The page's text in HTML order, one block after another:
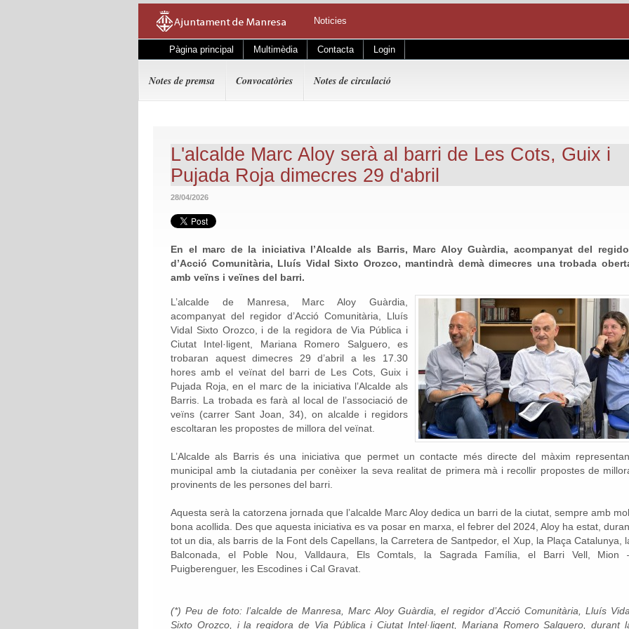
Noticies
Pàgina principal Multimèdia Contacta Login
Notes de premsa Convocatòries Notes de circulació
L'alcalde Marc Aloy serà al barri de Les Cots, Guix i
Pujada Roja dimecres 29 d'abril
28/04/2026
En el marc de la iniciativa l’Alcalde als Barris, Marc Aloy Guàrdia, acompanyat del
d’Acció Comunitària, Lluís Vidal Sixto Orozco, mantindrà demà dimecres una trobada
amb veïns i veïnes del barri.
L’alcalde de Manresa, Marc Aloy Guàrdia,
acompanyat del regidor d’Acció Comunitària, Lluís
Vidal Sixto Orozco, i de la regidora de Via Pública i
Ciutat Intel·ligent, Mariana Romero Salguero, es
trobaran aquest dimecres 29 d’abril a les 17.30
hores amb el veïnat del barri de Les Cots, Guix i
Pujada Roja, en el marc de la iniciativa l’Alcalde als
Barris. La trobada es farà al local de l’associació de
veïns (carrer Sant Joan, 34), on alcalde i regidors
escoltaran les propostes de millora del veïnat.
L’Alcalde als Barris és una iniciativa que permet un contacte més directe del màxim
municipal amb la ciutadania per conèixer la seva realitat de primera mà i recollir propostes de
provinents de les persones del barri.
Aquesta serà la catorzena jornada que l’alcalde Marc Aloy dedica un barri de la ciutat, sempre amb
bona acollida. Des que aquesta iniciativa es va posar en marxa, el febrer del 2024, Aloy ha estat,
tot un dia, als barris de la Font dels Capellans, la Carretera de Santpedor, el Xup, la Plaça Catalunya,
Balconada, el Poble Nou, Valldaura, Els Comtals, la Sagrada Família, el Barri Vell, Mion
Puigberenguer, les Escodines i Cal Gravat.
(*) Peu de foto: l’alcalde de Manresa, Marc Aloy Guàrdia, el regidor d’Acció Comunitària, Lluís
Sixto Orozco, i la regidora de Via Pública i Ciutat Intel·ligent, Mariana Romero Salguero, durant